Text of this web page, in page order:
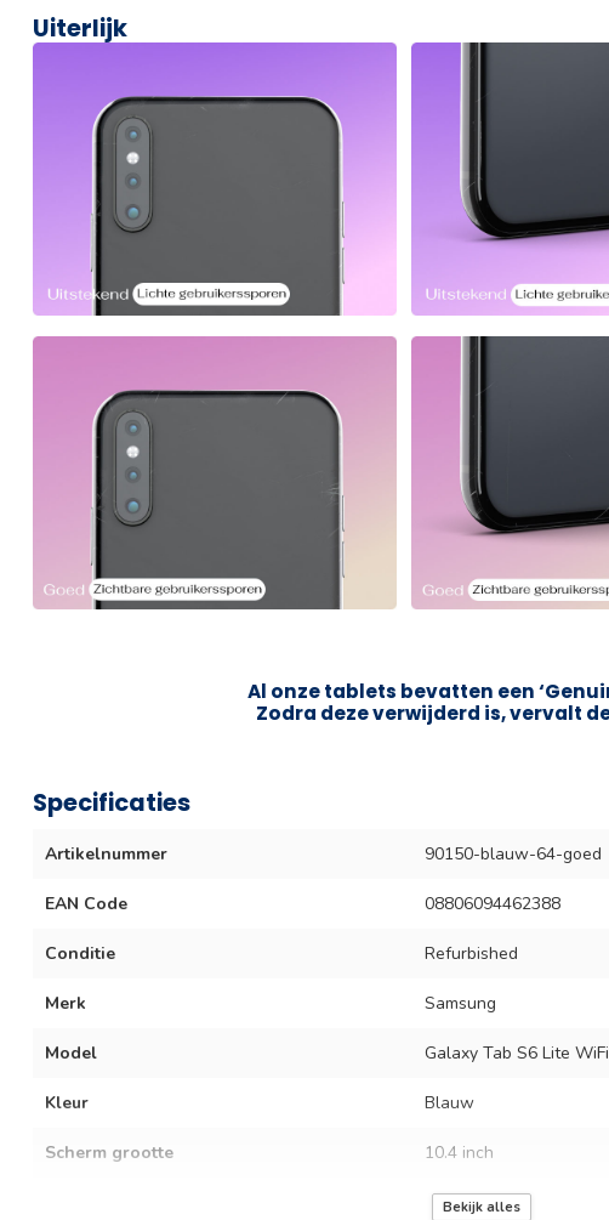
Uiterlijk
Al onze tablets bevatten een
Zodra deze verwijderd is, vervalt
Specificaties
Artikelnummer 90150-blauw-64-goed
EAN Code 08806094462388
Conditie Refurbished
Merk Samsung
Model Galaxy Tab S6 Lite
Kleur Blauw
Scherm grootte 10.4 inch
2000 × 1200 (WUXGA+)
Bekijk alles